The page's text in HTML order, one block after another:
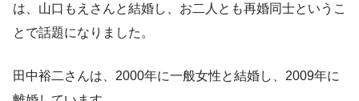
は、山口もえさんと結婚し、お二人とも再婚同士というこ
とで話題になりました。
田中裕二さんは、2000年に一般女性と結婚し、2009年に